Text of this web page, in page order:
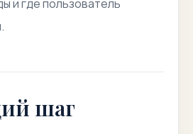
и где пользователь
шаг